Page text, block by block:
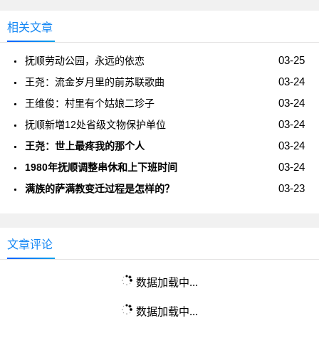
相关文章
03-25
抚顺劳动公园，永远的依恋
03-24
王尧：流金岁月里的前苏联歌曲
03-24
王维俊：村里有个姑娘二珍子
03-24
抚顺新増12处省级文物保护单位
03-24
王尧：世上最疼我的那个人
03-24
1980年抚顺调整串休和上下班时间
03-23
满族的萨满教变迁过程是怎样的？
文章评论
数据加载中...
数据加载中...